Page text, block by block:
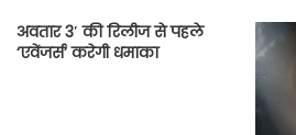
अवतार 3′ की रिलीज से पहले
‘एवेंजर्स’ करेगी धमाका